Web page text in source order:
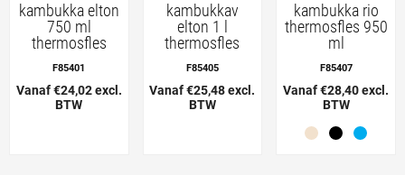
kambukka elton
750 ml
thermosfles
F85401
Vanaf €24,02 excl.
BTW
kambukkav
elton 1 l
thermosfles
F85405
Vanaf €25,48 excl.
BTW
kambukka rio
thermosfles 950
ml
F85407
Vanaf €28,40 excl.
BTW